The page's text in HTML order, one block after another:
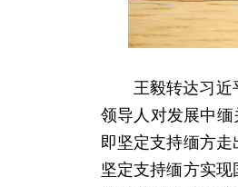
王毅转达习近
领导人对发展中
即坚定支持缅方
坚定支持缅方实